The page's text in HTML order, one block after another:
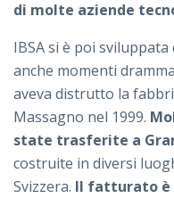
di molte aziende
IBSA si è poi
anche momenti
aveva distrutto la
Massagno nel 1999.
state trasferite a
costruite in diversi
Svizzera. Il fatturato è